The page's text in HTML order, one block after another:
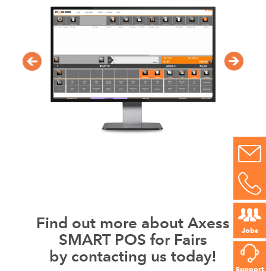
Jobs
Support
Find out more about Axess
SMART POS for Fairs
by contacting us today!